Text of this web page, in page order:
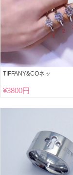
TIFFANY&COネッ
¥3800円